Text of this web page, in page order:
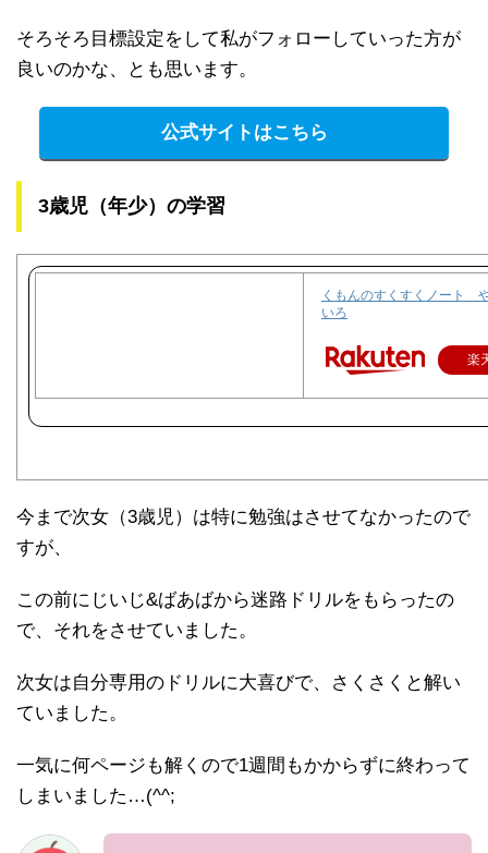
そろそろ目標設定をして私がフォローしていった方が
良いのかな、とも思います。
公式サイトはこちら
3歳児（年少）の学習
くもんのすくすくノート
いろ
楽
今まで次女（3歳児）は特に勉強はさせてなかったので
すが、
この前にじいじ&ばあばから迷路ドリルをもらったの
で、それをさせていました。
次女は自分専用のドリルに大喜びで、さくさくと解い
ていました。
一気に何ページも解くので1週間もかからずに終わって
しまいました…(^^;